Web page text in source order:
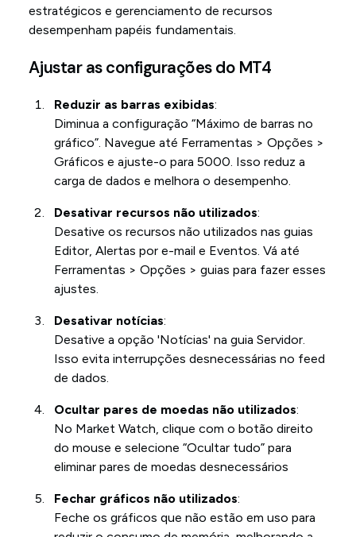
estratégicos e gerenciamento de recursos
desempenham papéis fundamentais.
Ajustar as configurações do MT4
Reduzir as barras exibidas:
Diminua a configuração “Máximo de barras no
gráfico”. Navegue até Ferramentas > Opções >
Gráficos e ajuste-o para 5000. Isso reduz a
carga de dados e melhora o desempenho.
Desativar recursos não utilizados:
Desative os recursos não utilizados nas guias
Editor, Alertas por e-mail e Eventos. Vá até
Ferramentas > Opções > guias para fazer esses
ajustes.
Desativar notícias:
Desative a opção 'Notícias' na guia Servidor.
Isso evita interrupções desnecessárias no feed
de dados.
Ocultar pares de moedas não utilizados:
No Market Watch, clique com o botão direito
do mouse e selecione “Ocultar tudo” para
eliminar pares de moedas desnecessários
Fechar gráficos não utilizados:
Feche os gráficos que não estão em uso para